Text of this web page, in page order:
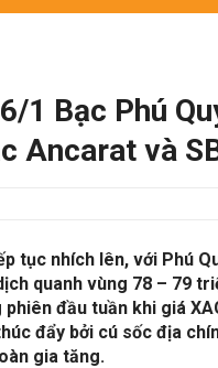
1 Bạc Phú
Ancarat và
tục nhích lên, với Phú
quanh vùng 78 – 79
đầu tuần khi giá
đẩy bởi cú sốc địa
gia tăng.